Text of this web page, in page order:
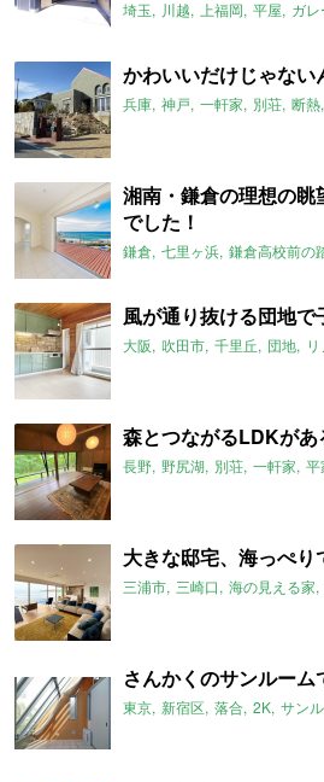
埼玉 川越 上福岡 平屋 ガレ
かわいいだけじゃない
兵庫 神戸 一軒家 別荘 断熱
湘南・鎌倉の理想の眺
でした！
鎌倉 七里ヶ浜 鎌倉高校前の
風が通り抜ける団地
大阪 吹田市 千里丘 団地
森とつながるLDKがあ
長野 野尻湖 別荘 一軒家 平
大きな邸宅、海っぺり
三浦市 三崎口 海の見える家
さんかくのサンルーム
東京 新宿区 落合 2K サン